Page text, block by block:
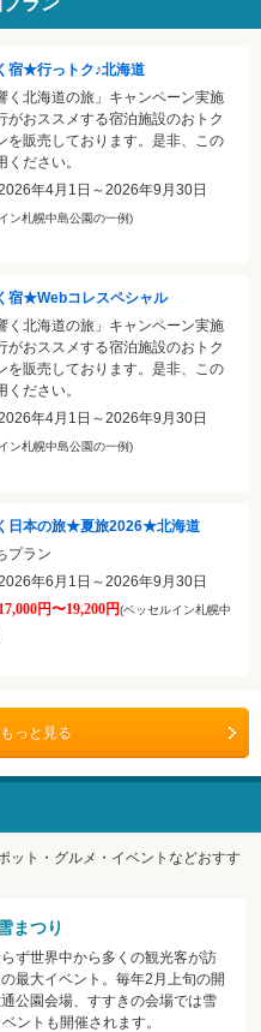
宿★行っトク♪北海道
く北海道の旅」キャンペーン実施
がおススメする宿泊施設のおトク
を販売しております。是非、この
ださい。
年4月1日～2026年9月30日
ン札幌中島公園の一例)
宿★Webコレスペシャル
く北海道の旅」キャンペーン実施
がおススメする宿泊施設のおトク
を販売しております。是非、この
ださい。
年4月1日～2026年9月30日
ン札幌中島公園の一例)
日本の旅★夏旅2026★北海道
プラン
年6月1日～2026年9月30日
17,000円〜19,200円(ベッセルイン札幌中
っと見る
ット・グルメ・イベントなどおすす
まつり
ず世界中から多くの観光客が訪
最大イベント。毎年2月上旬の開
公園会場、すすきの会場では雪
ントも開催されます。